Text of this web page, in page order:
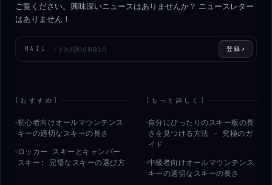
ご覧ください。興味深いニュースはありませんか？ ニュースレター
はありません！
MAIL › 登録 ↗
[ おすすめ ]
初心者向けオールマウンテンス
キーの適切なスキーの長さ
ロッカー スキーとキャンバー
スキー: 完璧なスキーの選び方
[ もっと詳しく ]
自分にぴったりのスキー板の長
さを見つける方法 - 究極のガ
イド
中級者向けオールマウンテンス
キーの適切なスキーの長さ